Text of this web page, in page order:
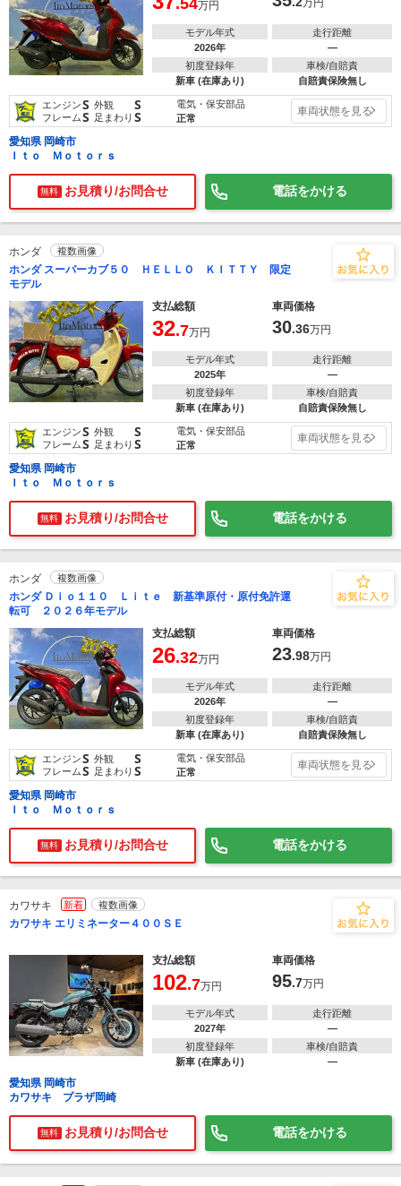
.54万円 万円
モデル年式
2026年
走行距離
―
初度登録年
新車 (在庫あり)
車検/自賠責
自賠責保険無し
エンジンS 外観 S
フレームS 足まわり S
電気・保安部品
正常
車両状態を見る
愛知県 岡崎市
Ｉｔｏ Ｍｏｔｏｒｓ
無料 お見積り/お問合せ 電話をかける
ホンダ 複数画像
ホンダ スーパーカブ５０ ＨＥＬＬＯ ＫＩＴＴＹ 限定
モデル
支払総額
車両価格
32.7万円 30.36万円
モデル年式
2025年
走行距離
―
初度登録年
新車 (在庫あり)
車検/自賠責
自賠責保険無し
エンジンS 外観 S
フレームS 足まわり S
電気・保安部品
正常
車両状態を見る
愛知県 岡崎市
Ｉｔｏ Ｍｏｔｏｒｓ
無料 お見積り/お問合せ 電話をかける
ホンダ 複数画像
ホンダ Ｄｉｏ１１０ Ｌｉｔｅ 新基準原付・原付免許運
転可 ２０２６年モデル
支払総額
車両価格
26.32万円 23.98万円
モデル年式
2026年
走行距離
―
初度登録年
新車 (在庫あり)
車検/自賠責
自賠責保険無し
エンジンS 外観 S
フレームS 足まわり S
電気・保安部品
正常
車両状態を見る
愛知県 岡崎市
Ｉｔｏ Ｍｏｔｏｒｓ
無料 お見積り/お問合せ 電話をかける
カワサキ 新着 複数画像
カワサキ エリミネーター４００ＳＥ
支払総額 車両価格
102.7万円 95.7万円
モデル年式
2027年
走行距離
―
初度登録年
新車 (在庫あり)
車検/自賠責
―
愛知県 岡崎市
カワサキ プラザ岡崎
無料 お見積り/お問合せ 電話をかける